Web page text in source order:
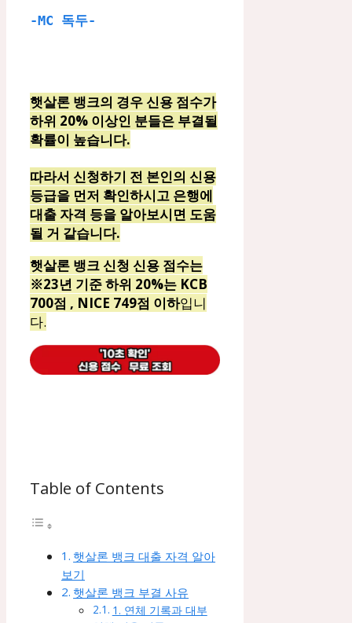
-MC 독두-
햇살론 뱅크의 경우 신용 점수가
하위 20% 이상인 분들은 부결될
확률이 높습니다.
따라서 신청하기 전 본인의 신용
등급을 먼저 확인하시고 은행에
대출 자격 등을 알아보시면 도움
될 거 같습니다.
햇살론 뱅크 신청 신용 점수는
※23년 기준 하위 20%는 KCB
700점 , NICE 749점 이하입니
다.
Table of Contents
햇살론 뱅크 대출 자격 알아
보기
햇살론 뱅크 부결 사유
1. 연체 기록과 대부